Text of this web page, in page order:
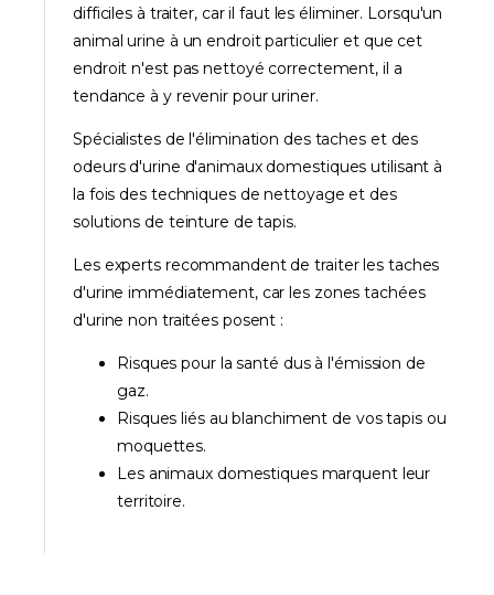
difficiles à traiter, car il faut les éliminer. Lorsqu'un
animal urine à un endroit particulier et que cet
endroit n'est pas nettoyé correctement, il a
tendance à y revenir pour uriner.
Spécialistes de l'élimination des taches et des
odeurs d'urine d'animaux domestiques utilisant à
la fois des techniques de nettoyage et des
solutions de teinture de tapis.
Les experts recommandent de traiter les taches
d'urine immédiatement, car les zones tachées
d'urine non traitées posent :
Risques pour la santé dus à l'émission de
gaz.
Risques liés au blanchiment de vos tapis ou
moquettes.
Les animaux domestiques marquent leur
territoire.